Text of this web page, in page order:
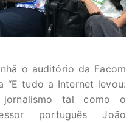
o auditório da Facom
“E tudo a Internet levou:
jornalismo tal como o
português João